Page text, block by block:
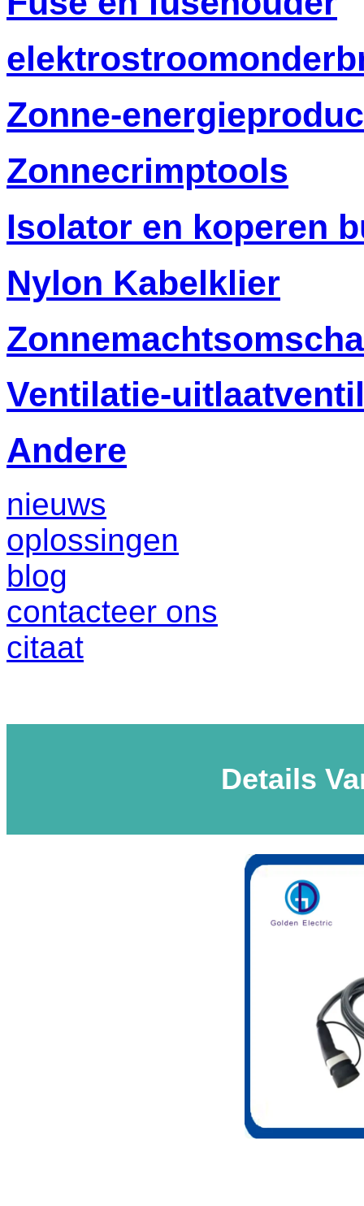
Zonne-
Zonnecrimptools
Isolator en koperen
Nylon Kabelklier
Ventilatie-
Andere
nieuws
oplossingen
blog
contacteer ons
citaat
Details